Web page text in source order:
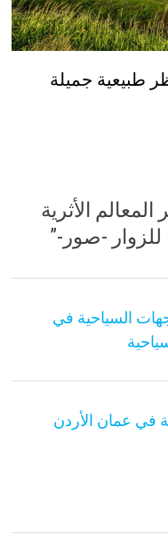
طبيعية جميلة
الأثرية
للزوار -صور-”
السياحية في
في عمان الأردن